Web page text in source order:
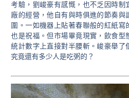
考驗，劉峻豪有感慨，也不乏因時制
廠的經營，他自有與時俱進的節奏與
圍。一如機器上貼著春聯般的紅紙寫
也是祝福。但市場畢竟現實，飲食型
統計數字上直接對半腰斬。峻豪舉了
究竟還有多少人是吃粥的？